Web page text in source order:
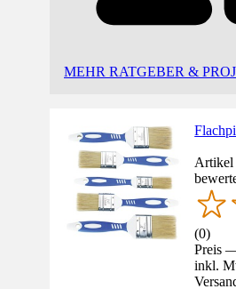
MEHR RATGEBER &
Artikel
(0)
Preis
inkl.